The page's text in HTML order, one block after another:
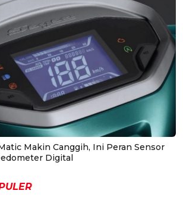
Makin Canggih, Ini Peran Sensor
Digital